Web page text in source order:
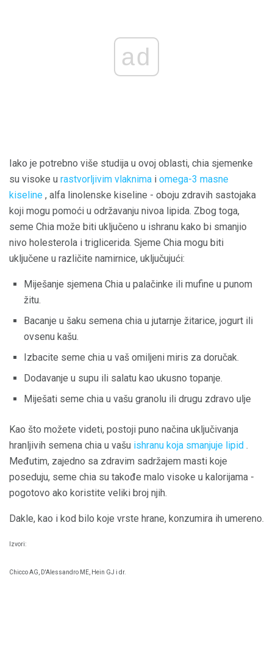
ad
Iako je potrebno više studija u ovoj oblasti, chia sjemenke
su visoke u rastvorljivim vlaknima i omega-3 masne
kiseline , alfa linolenske kiseline - oboju zdravih sastojaka
koji mogu pomoći u održavanju nivoa lipida. Zbog toga,
seme Chia može biti uključeno u ishranu kako bi smanjio
nivo holesterola i triglicerida. Sjeme Chia mogu biti
uključene u različite namirnice, uključujući:
Miješanje sjemena Chia u palačinke ili mufine u punom
žitu.
Bacanje u šaku semena chia u jutarnje žitarice, jogurt ili
ovsenu kašu.
Izbacite seme chia u vaš omiljeni miris za doručak.
Dodavanje u supu ili salatu kao ukusno topanje.
Miješati seme chia u vašu granolu ili drugu zdravo ulje
Kao što možete videti, postoji puno načina uključivanja
hranljivih semena chia u vašu ishranu koja smanjuje lipid .
Međutim, zajedno sa zdravim sadržajem masti koje
poseduju, seme chia su takođe malo visoke u kalorijama -
pogotovo ako koristite veliki broj njih.
Dakle, kao i kod bilo koje vrste hrane, konzumira ih umereno.
Izvori:
Chicco AG, D'Alessandro ME, Hein GJ i dr.